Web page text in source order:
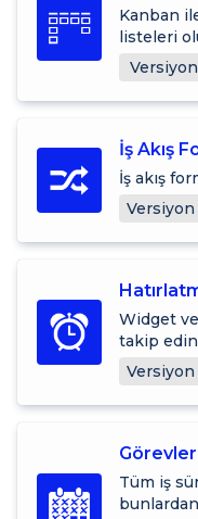
Kanban
listeleri
İş Akış
İş akış
Versiyon
Widget
takip
Versiyon
Görevler
Tüm iş